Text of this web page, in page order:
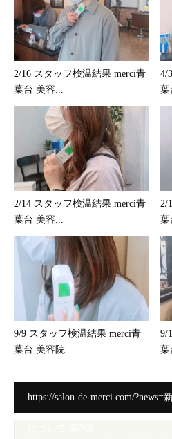
2/16 スタッフ検温結果 merci青
葉台 美容...
4/
葉
2/14 スタッフ検温結果 merci青
葉台 美容...
2/
葉
9/9 スタッフ検温結果 merci青
葉台 美容院
9/
葉
https://salon-de-merci.com/